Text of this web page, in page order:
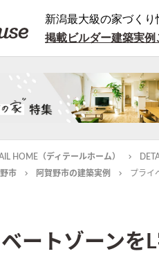
新潟最大級の家づくり
掲載ビルダー建築実例
HOME（ディテールホーム）
市 阿賀野市の建築実例 プライ
ートゾーンを